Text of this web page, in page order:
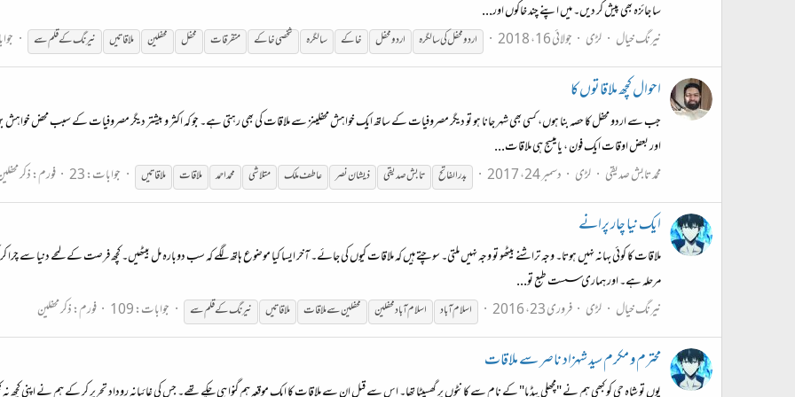
سا جائزہ بھی پیش کر دیں۔ میں اپنے چند خاکوں اور...
نیرنگ خیال
لڑی جولائی 16، 2018 اردو محفل کی سالگرہ اردومحفل خاکے سالگرہ شخصی خاکے متفرقات محفل محفلین ملاقاتیں نیرنگ کے قلم سے
احوال کچھ ملاقاتوں کا
جب سے اردو محفل کا حصہ بنا ہوں، کسی بھی شہر جانا ہو تو دیگر مصروفیات کے ساتھ ایک خواہش محفلینز سے ملاقات کی بھی رہتی ہے۔ جو کہ اکثر و بیشتر دیگر مصروفیات کے سبب محض
اور بعض اوقات ایک فون ، یا میسج ہی ملاقات...
محمد تابش صدیقی
لڑی دسمبر 24، 2017 بدرالفاتح تابش صدیقی ذیشان نصر عاطف ملک متلاشی محمد احمد ملاقات ملاقاتیں جوابات: 23 فورم:ذکر
ایک نیا چار پرانے
ملاقات کا کوئی بہانہ نہیں ہوتا۔ وجہ تراشنے بیٹھو تو وجہ نہیں ملتی۔ سوچتے ہیں کہ ملاقات کیوں کی جائے۔ آخر ایسا کیا موضوع ہاتھ لگے کہ سب دوبارہ مل بیٹھیں۔ کچھ فرصت کے لمحے دنیا سے
مرحلہ ہے۔ اور ہماری سست طبع تو...
نیرنگ خیال
لڑی فروری 23، 2016 اسلام آباد اسلام آباد محفلین محفلین سے ملاقات ملاقاتیں نیرنگ کے قلم سے جوابات: 109 فورم:ذکر محفلین
محترم و مکرم سید شہزاد ناصر سے ملاقات